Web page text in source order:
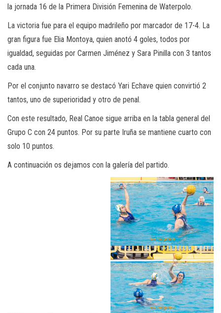
la jornada 16 de la Primera División Femenina de Waterpolo.
La victoria fue para el equipo madrileño por marcador de 17-4. La
gran figura fue Elia Montoya, quien anotó 4 goles, todos por
igualdad, seguidas por Carmen Jiménez y Sara Pinilla con 3 tantos
cada una.
Por el conjunto navarro se destacó Yari Echave quien convirtió 2
tantos, uno de superioridad y otro de penal.
Con este resultado, Real Canoe sigue arriba en la tabla general del
Grupo C con 24 puntos. Por su parte Iruña se mantiene cuarto con
solo 10 puntos.
A continuación os dejamos con la galería del partido.